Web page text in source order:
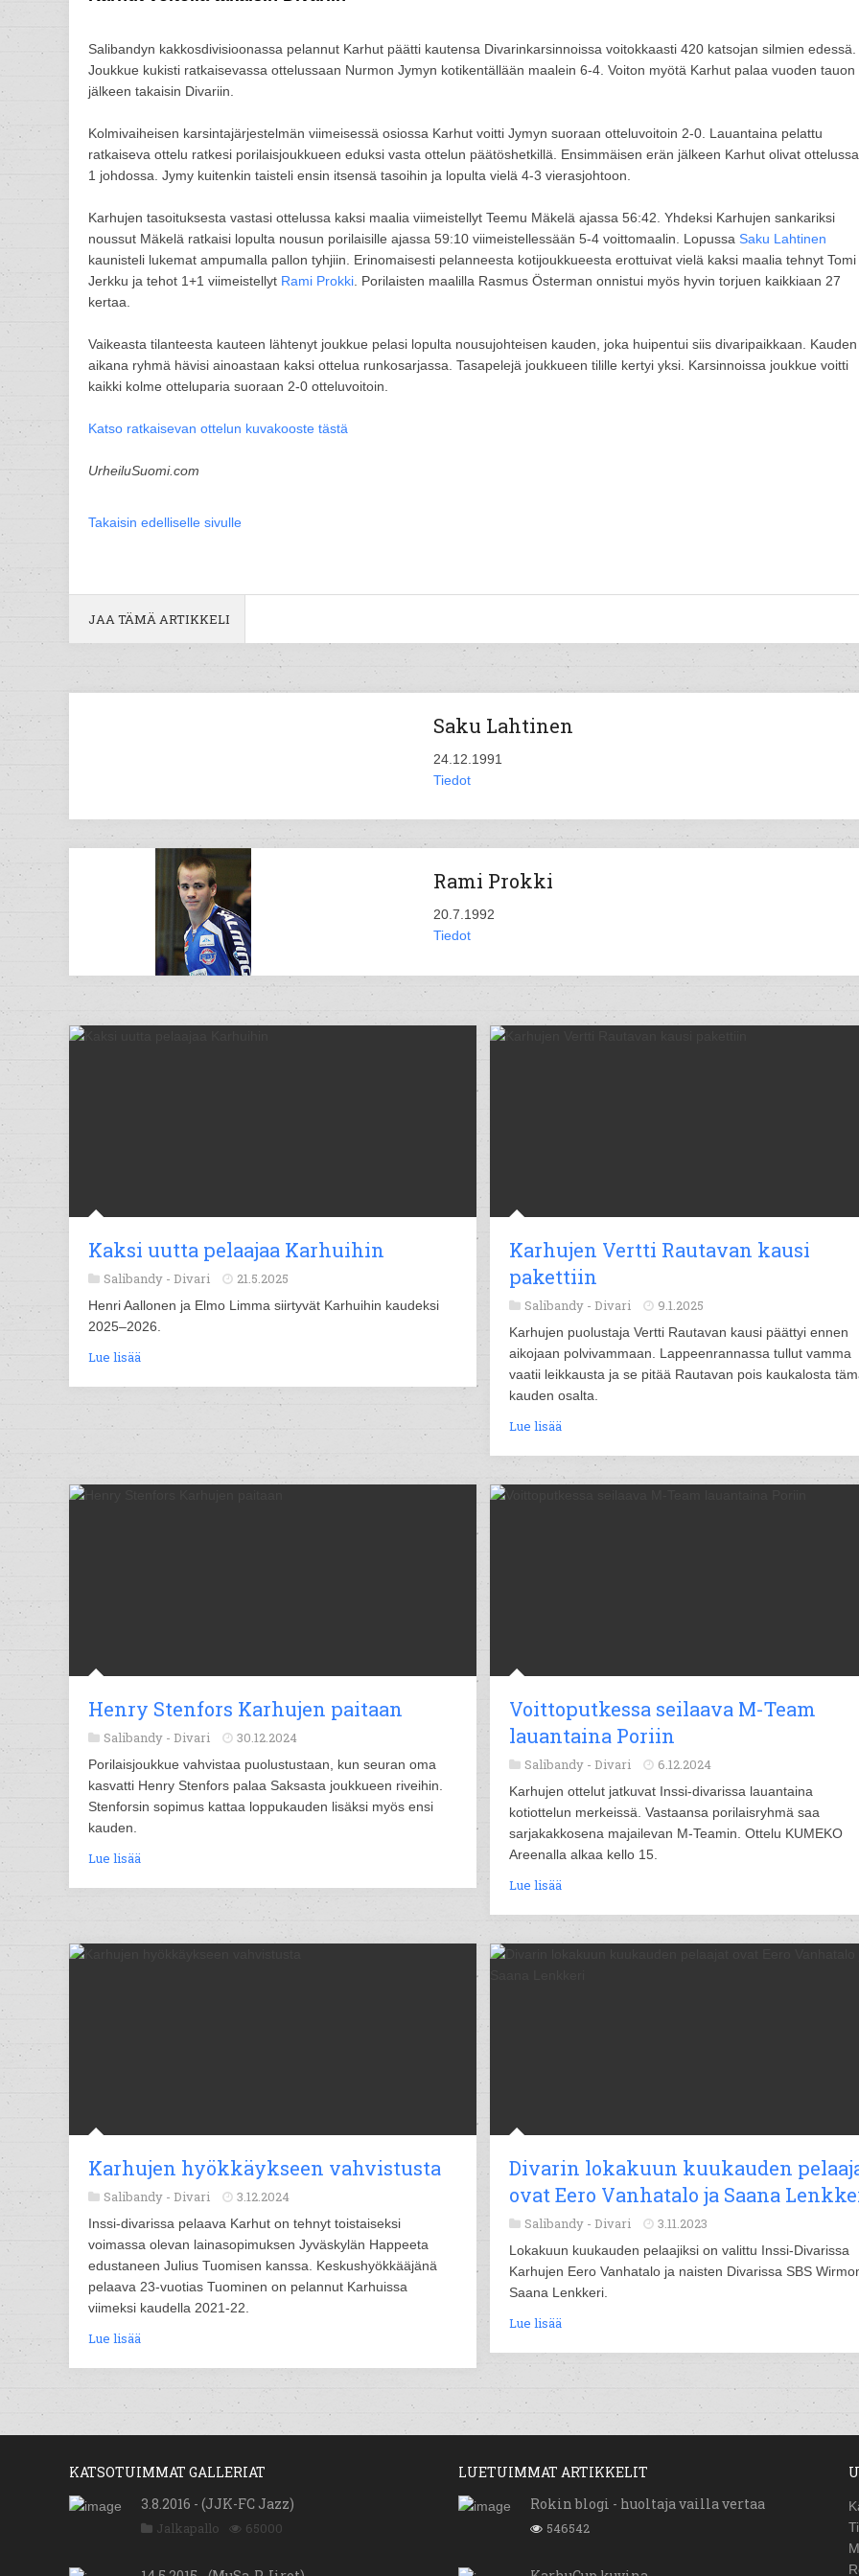
Salibandyn kakkosdivisioonassa pelannut Karhut päätti kautensa Divarinkarsinnoissa voitokkaasti 420 katsojan silmien edessä.
Joukkue kukisti ratkaisevassa ottelussaan Nurmon Jymyn kotikentällään maalein 6-4. Voiton myötä Karhut palaa vuoden tauon
jälkeen takaisin Divariin.
Kolmivaiheisen karsintajärjestelmän viimeisessä osiossa Karhut voitti Jymyn suoraan otteluvoitoin 2-0. Lauantaina pelattu
ratkaiseva ottelu ratkesi porilaisjoukkueen eduksi vasta ottelun päätöshetkillä. Ensimmäisen erän jälkeen Karhut olivat
1 johdossa. Jymy kuitenkin taisteli ensin itsensä tasoihin ja lopulta vielä 4-3 vierasjohtoon.
Karhujen tasoituksesta vastasi ottelussa kaksi maalia viimeistellyt Teemu Mäkelä ajassa 56:42. Yhdeksi Karhujen sankariksi
noussut Mäkelä ratkaisi lopulta nousun porilaisille ajassa 59:10 viimeistellessään 5-4 voittomaalin. Lopussa Saku Lahtinen
kaunisteli lukemat ampumalla pallon tyhjiin. Erinomaisesti pelanneesta kotijoukkueesta erottuivat vielä kaksi maalia tehnyt Tomi
Jerkku ja tehot 1+1 viimeistellyt Rami Prokki . Porilaisten maalilla Rasmus Österman onnistui myös hyvin torjuen kaikkiaan 27
kertaa.
Vaikeasta tilanteesta kauteen lähtenyt joukkue pelasi lopulta nousujohteisen kauden, joka huipentui siis divaripaikkaan. Kauden
aikana ryhmä hävisi ainoastaan kaksi ottelua runkosarjassa. Tasapelejä joukkueen tilille kertyi yksi. Karsinnoissa joukkue voitti
kaikki kolme otteluparia suoraan 2-0 otteluvoitoin.
Katso ratkaisevan ottelun kuvakooste tästä
UrheiluSuomi.com
Takaisin edelliselle sivulle
JAA TÄMÄ ARTIKKELI
Saku Lahtinen
24.12.1991
Tiedot
Rami Prokki
20.7.1992
Tiedot
Kaksi uutta pelaajaa Karhuihin
Salibandy - Divari 21.5.2025
Henri Aallonen ja Elmo Limma siirtyvät Karhuihin kaudeksi
2025–2026.
Lue lisää
Karhujen Vertti Rautavan kausi
pakettiin
Salibandy - Divari 9.1.2025
Karhujen puolustaja Vertti Rautavan kausi päättyi ennen
aikojaan polvivammaan. Lappeenrannassa tullut vamma
vaatii leikkausta ja se pitää Rautavan pois kaukalosta
kauden osalta.
Lue lisää
Henry Stenfors Karhujen paitaan
Salibandy - Divari 30.12.2024
Porilaisjoukkue vahvistaa puolustustaan, kun seuran oma
kasvatti Henry Stenfors palaa Saksasta joukkueen riveihin.
Stenforsin sopimus kattaa loppukauden lisäksi myös ensi
kauden.
Lue lisää
Voittoputkessa seilaava M-Team
lauantaina Poriin
Salibandy - Divari 6.12.2024
Karhujen ottelut jatkuvat Inssi-divarissa lauantaina
kotiottelun merkeissä. Vastaansa porilaisryhmä saa
sarjakakkosena majailevan M-Teamin. Ottelu KUMEKO
Areenalla alkaa kello 15.
Lue lisää
Karhujen hyökkäykseen vahvistusta
Salibandy - Divari 3.12.2024
Inssi-divarissa pelaava Karhut on tehnyt toistaiseksi
voimassa olevan lainasopimuksen Jyväskylän Happeeta
edustaneen Julius Tuomisen kanssa. Keskushyökkääjänä
pelaava 23-vuotias Tuominen on pelannut Karhuissa
viimeksi kaudella 2021-22.
Lue lisää
Divarin lokakuun kuukauden
ovat Eero Vanhatalo ja Saana
Salibandy - Divari 3.11.2023
Lokakuun kuukauden pelaajiksi on valittu Inssi-Divarissa
Karhujen Eero Vanhatalo ja naisten Divarissa SBS
Saana Lenkkeri.
Lue lisää
KATSOTUIMMAT GALLERIAT
3.8.2016 - (JJK-FC Jazz)
Jalkapallo 65000
LUETUIMMAT ARTIKKELIT
Rokin blogi - huoltaja vailla vertaa
546542